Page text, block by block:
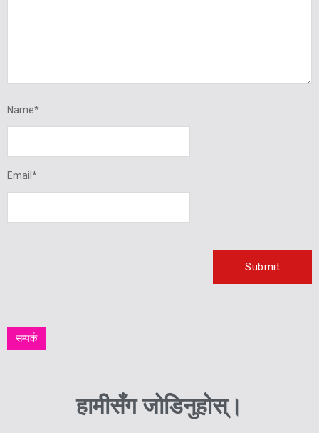
Name*
Email *
सम्पर्क
हामीसँग जोडिनुहोस्।